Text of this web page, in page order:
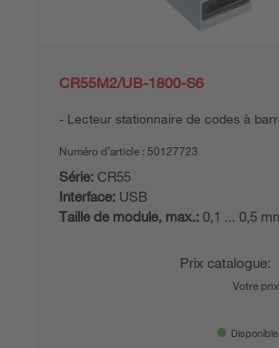
CR55M2/UB-1800-S6
Lecteur stationnaire de codes à
Numéro d’article : 50127723
Série: CR55
Interface: USB
Taille de module, max.: 0,1 ... 0,5
Prix catalogue:
Votre